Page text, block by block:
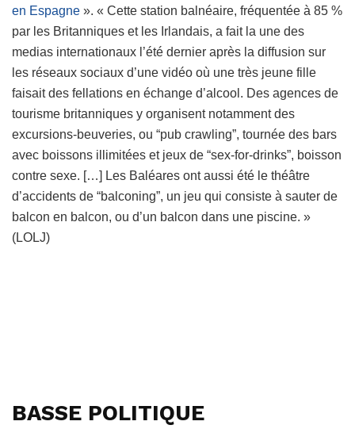
en Espagne ». « Cette station balnéaire, fréquentée à 85 %
par les Britanniques et les Irlandais, a fait la une des
medias internationaux l’été dernier après la diffusion sur
les réseaux sociaux d’une vidéo où une très jeune fille
faisait des fellations en échange d’alcool. Des agences de
tourisme britanniques y organisent notamment des
excursions-beuveries, ou “pub crawling”, tournée des bars
avec boissons illimitées et jeux de “sex-for-drinks”, boisson
contre sexe. […] Les Baléares ont aussi été le théâtre
d’accidents de “balconing”, un jeu qui consiste à sauter de
balcon en balcon, ou d’un balcon dans une piscine. »
(LOLJ)
BASSE POLITIQUE